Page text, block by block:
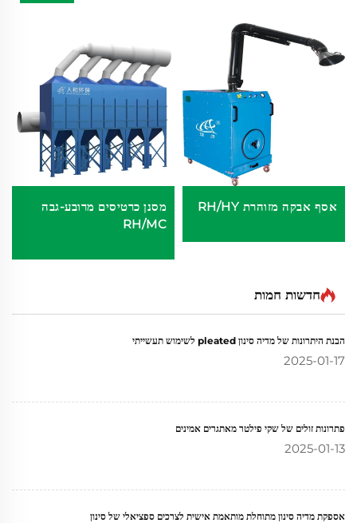
אסף אבקה מזוהרת RH/HY
מסנן כרטיסים מרובע-גבה
RH/MC
חדשות חמות
הבנת היתרונות של מדיה סינון pleated לשימוש תעשייתי
2025-01-17
פתרונות זולים של שקי פילטר מאתגרים אמינים
2025-01-13
אספקת מדיה סינון מתוחלת מותאמת אישית לצרכים ספציאלי של סינון